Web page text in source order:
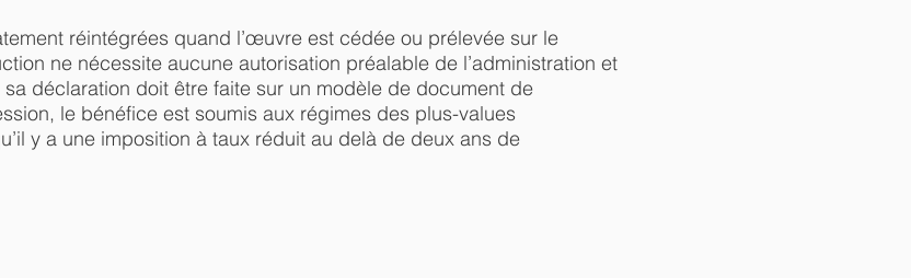
réintégrées quand l’œuvre est cédée ou prélevée sur le
ne nécessite aucune autorisation préalable de l’administration et
déclaration doit être faite sur un modèle de document de
le bénéfice est soumis aux régimes des plus-values
y a une imposition à taux réduit au delà de deux ans de